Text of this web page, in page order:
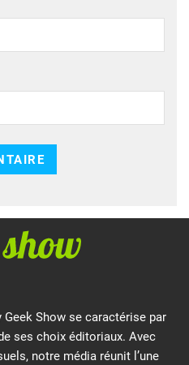
Show se caractérise par
ses choix éditoriaux. Avec
notre média réunit l’une